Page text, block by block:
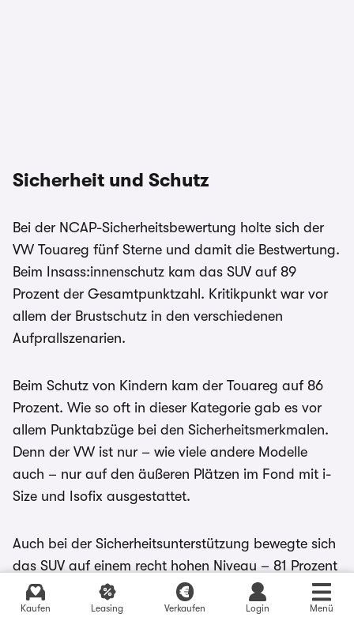
Kaufen Leasing Verkaufen Login Menü
Aktuelle Angebote finden
Sicherheit und Schutz
Bei der NCAP-Sicherheitsbewertung holte sich der
VW Touareg fünf Sterne und damit die Bestwertung.
Beim Insass:innenschutz kam das SUV auf 89
Prozent der Gesamtpunktzahl. Kritikpunkt war vor
allem der Brustschutz in den verschiedenen
Aufprallszenarien.
Beim Schutz von Kindern kam der Touareg auf 86
Prozent. Wie so oft in dieser Kategorie gab es vor
allem Punktabzüge bei den Sicherheitsmerkmalen.
Denn der VW ist nur – wie viele andere Modelle
auch – nur auf den äußeren Plätzen im Fond mit i-
Size und Isofix ausgestattet.
Auch bei der Sicherheitsunterstützung bewegte sich
das SUV auf einem recht hohen Niveau – 81 Prozent
gab es in dieser Kategorie. Gurtwarner,
Spurassistent und AEB-Notbremsassistent für